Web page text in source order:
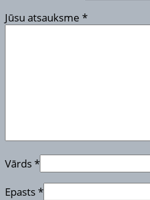
Jūsu atsauksme *
Vārds*
Epasts*